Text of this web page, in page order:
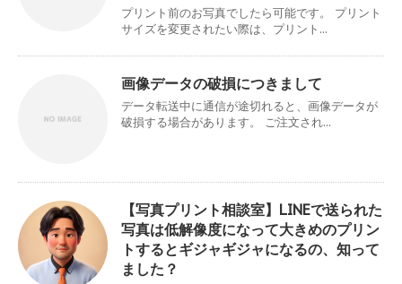
プリント前のお写真でしたら可能です。 プリント
サイズを変更されたい際は、プリント...
画像データの破損につきまして
データ転送中に通信が途切れると、画像データが
破損する場合があります。 ご注文され...
【写真プリント相談室】LINEで送られた
写真は低解像度になって大きめのプリン
トするとギジャギジャになるの、知って
ました？